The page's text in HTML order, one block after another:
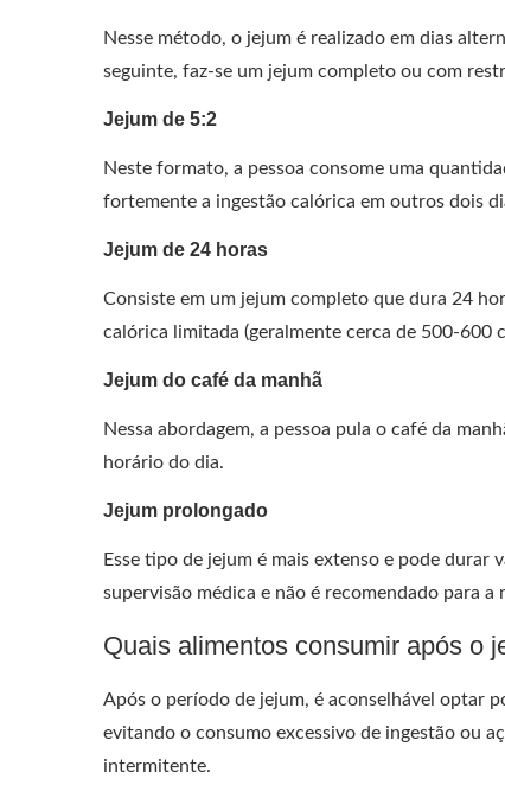
Nesse método, o jejum é realizado em dias
seguinte, faz-se um jejum completo ou com
Jejum de 5:2
Neste formato, a pessoa consome uma
fortemente a ingestão calórica em outros dois
Jejum de 24 horas
Consiste em um jejum completo que dura 24
calórica limitada (geralmente cerca de 500-600
Jejum do café da manhã
Nessa abordagem, a pessoa pula o café da
horário do dia.
Jejum prolongado
Esse tipo de jejum é mais extenso e pode durar
supervisão médica e não é recomendado para
Quais alimentos consumir após o
Após o período de jejum, é aconselhável optar
evitando o consumo excessivo de ingestão ou
intermitente.